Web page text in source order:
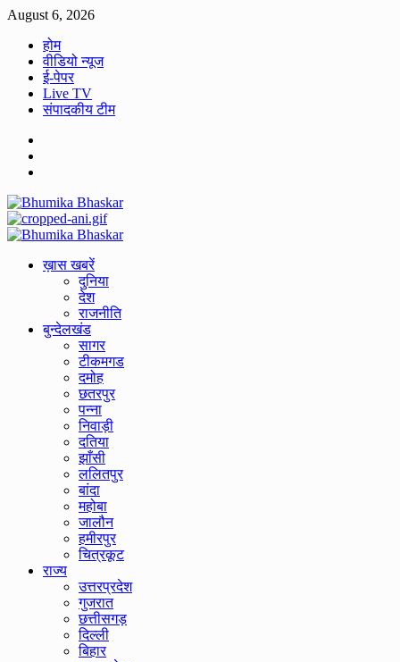
Skip
content
August 6, 2026
होम
वीडियो न्यूज
ई-पेपर
Live TV
संपादकीय टीम
Primary
ख़ास खबरें
दुनिया
देश
राजनीति
बुन्देलखंड
सागर
टीकमगड
दमोह
छतरपुर
पन्ना
निवाड़ी
दतिया
झाँसी
ललितपुर
बांदा
महोबा
जालौन
हमीरपुर
चित्रकूट
राज्य
उत्तरप्रदेश
गुजरात
छत्तीसगड़
दिल्ली
बिहार